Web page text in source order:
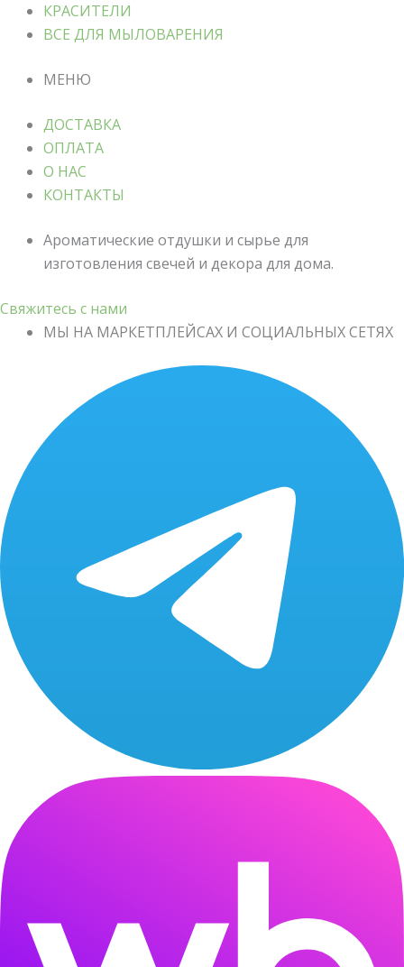
КРАСИТЕЛИ
ВСЕ ДЛЯ МЫЛОВАРЕНИЯ
МЕНЮ
ДОСТАВКА
ОПЛАТА
О НАС
КОНТАКТЫ
Ароматические отдушки и сырье для
изготовления свечей и декора для дома.
Свяжитесь с нами
МЫ НА МАРКЕТПЛЕЙСАХ И СОЦИАЛЬНЫХ СЕТЯХ